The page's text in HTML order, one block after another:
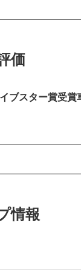
価
スター賞受賞
情報